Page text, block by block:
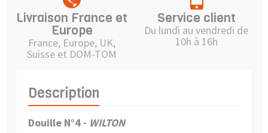
Livraison France et
Europe
France, Europe, UK,
Suisse et DOM-TOM
Service client
Du lundi au vendredi de
10h à 16h
Description
Douille N°4 - WILTON